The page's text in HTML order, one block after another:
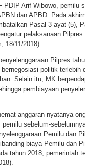
PDIP Arif Wibowo, pemilu
dan APBD. Pada
Pasal 3 ayat (5),
pelaksanaan
18/11/2018).
Pilpres
politik terlebih
Selain itu, MK
pembiayaan
anggaran nyatanya
pemilu sebelum-
Pemilu dan
biaya Pemilu dan
tahun 2018, pemerintah